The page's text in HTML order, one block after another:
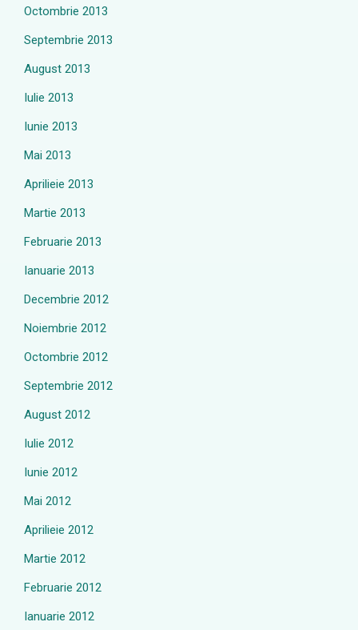
Octombrie 2013
Septembrie 2013
August 2013
Iulie 2013
Iunie 2013
Mai 2013
Aprilieie 2013
Martie 2013
Februarie 2013
Ianuarie 2013
Decembrie 2012
Noiembrie 2012
Octombrie 2012
Septembrie 2012
August 2012
Iulie 2012
Iunie 2012
Mai 2012
Aprilieie 2012
Martie 2012
Februarie 2012
Ianuarie 2012